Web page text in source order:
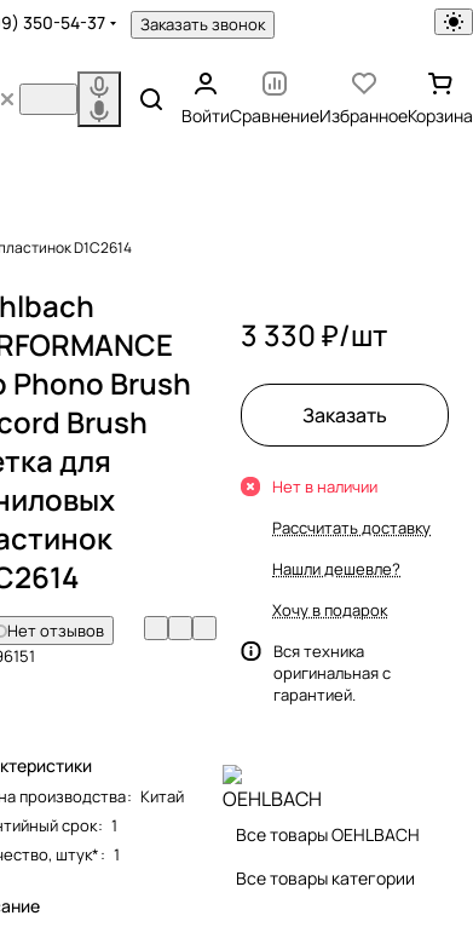
350-54-37 Заказать звонок
ВойтиСравнениеИзбранноеКорзина
D1C2614
Phono Brush
Brush
для
Нет отзывов
производства: Китай
срок: 1
штук*: 1
3 330 ₽/шт
Заказать
Нет в наличии
Рассчитать доставку
Нашли дешевле?
Хочу в подарок
Вся техника
оригинальная с
гарантией.
Все товары OEHLBACH
Все товары категории